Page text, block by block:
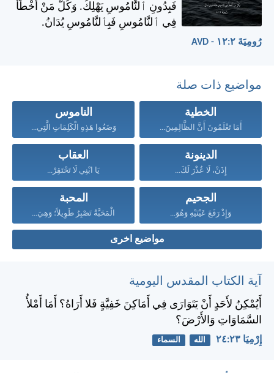
فَبِدُونِ ٱلنَّامُوسِ يَهْلِكُ. وَكُلُّ مَنْ أَخْطَأَ
فِي ٱلنَّامُوسِ فَبِٱلنَّامُوسِ يُدَانُ.
رُومِيَةَ ٢:‏١٢ - AVD
مواضيع ذات صلة
الخطية
أَمَا تَعْلَمُونَ أَنَّ الظَّالِمِينَ...
الناموس
وَضَعُوا هَذِهِ الْكَلِمَاتِ الَّتِي...
الدينونة
إِذَنْ، لَا عُذْرَ لَكَ...
العقاب
يَا ابْنِي لَا تَحْتَقِرْ...
الجحيم
وَإِذْ رَفَعَ عَيْنَيْهِ وَهُوَ...
المحبة
الْمَحَبَّةُ تَصْبِرُ طَوِيلاً؛ وَهِيَ...
مواضيع اخرى
آية الكتاب المقدس اليومية
أَيُمْكِنُ لأَحَدٍ أَنْ يَتَوَارَى فِي أَمَاكِنَ خَفِيَّةٍ فَلا أَرَاهُ؟ أَمَا أَمْلأُ
السَّمَاوَاتِ وَالأَرْضَ؟
إِرْمِيَا ٢٣:‏٢٤ الله السماء